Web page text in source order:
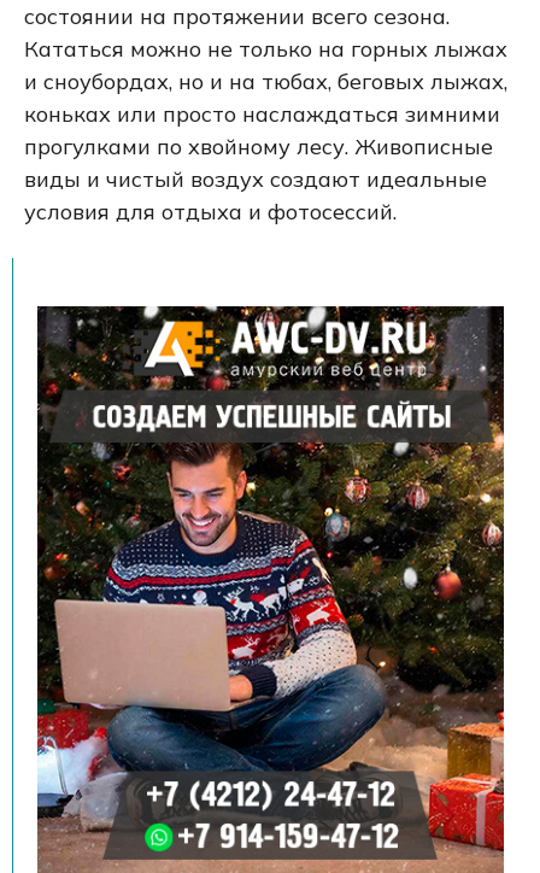
состоянии на протяжении всего сезона.
Кататься можно не только на горных лыжах
и сноубордах, но и на тюбах, беговых лыжах,
коньках или просто наслаждаться зимними
прогулками по хвойному лесу. Живописные
виды и чистый воздух создают идеальные
условия для отдыха и фотосессий.